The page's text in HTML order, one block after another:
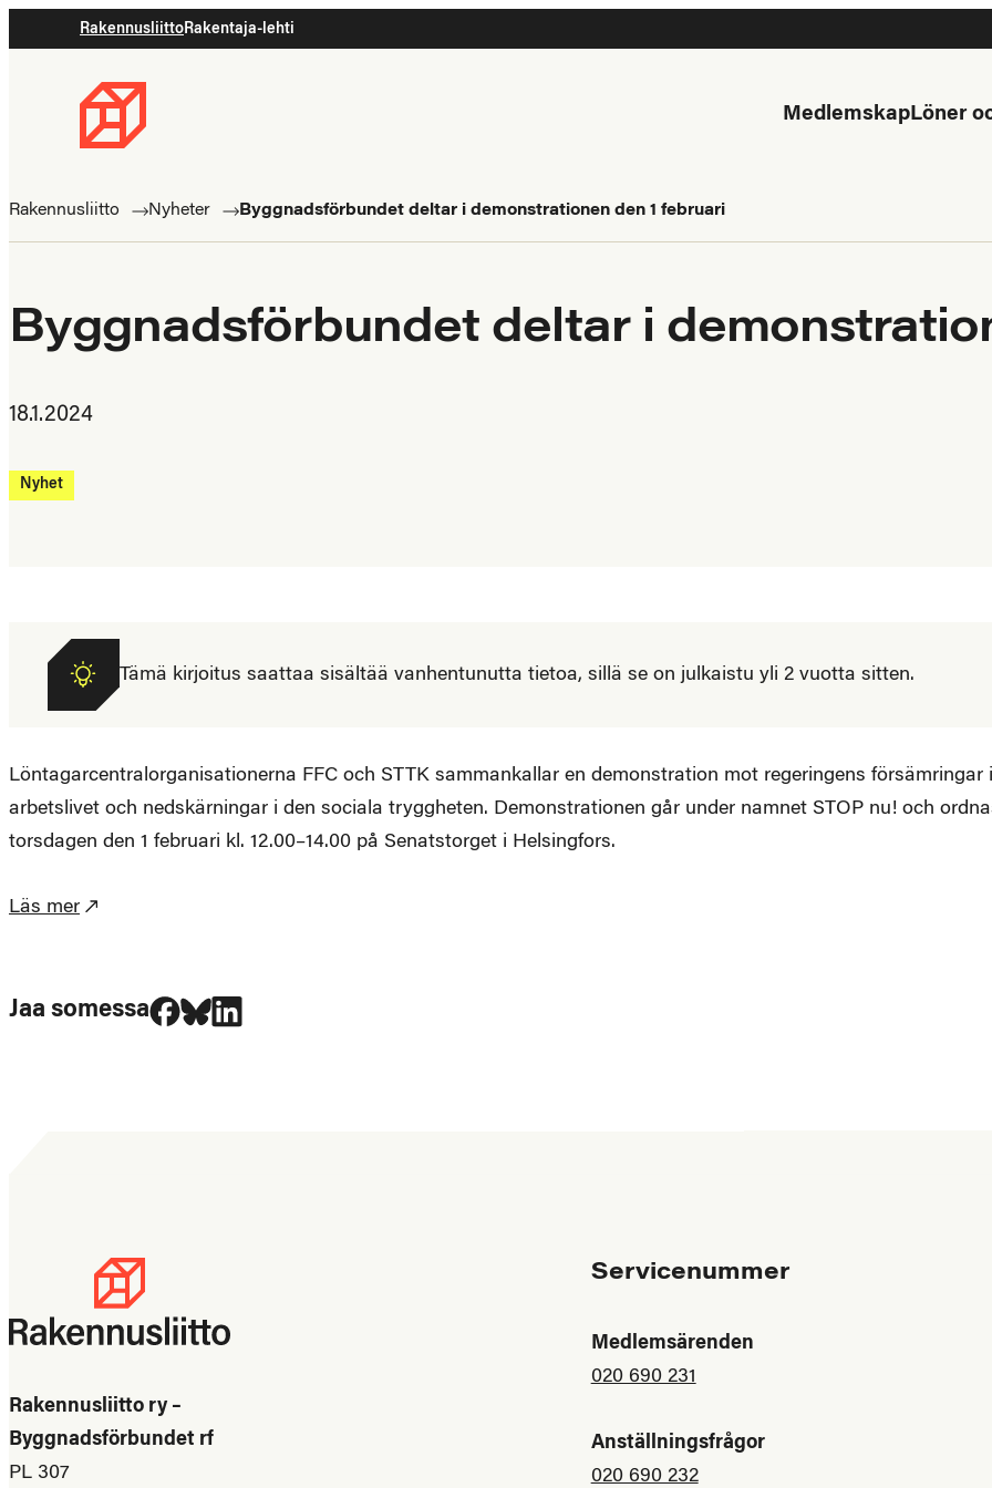
RakennusliittoRakentaja-lehti
Byggnadsförbundet
ammattilaisten
MedlemskapLöner
Rakennusliitto Nyheter Byggnadsförbundet deltar i demonstrationen den 1 februari
Byggnadsförbundet deltar i
18.1.2024
Nyhet
Tämä kirjoitus saattaa sisältää vanhentunutta tietoa, sillä se on julkaistu yli 2 vuotta sitten.
Löntagarcentralorganisationerna FFC och STTK sammankallar en demonstration mot regeringens försämringar i
arbetslivet och nedskärningar i den sociala tryggheten. Demonstrationen går under namnet STOP nu! och
torsdagen den 1 februari kl. 12.00–14.00 på Senatstorget i Helsingfors.
Läs mer
Jaa somessa
Jaa Facebookissa
Jaa Blueskyssa
Jaa LinkedIn:ssä
Rakennusliitto ry –
Byggnadsförbundet rf
PL 307
Servicenummer
Medlemsärenden
020 690 231
Anställningsfrågor
020 690 232